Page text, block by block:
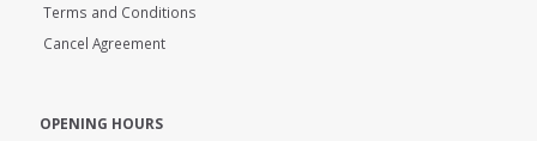
Terms and Conditions
Cancel Agreement
OPENING HOURS